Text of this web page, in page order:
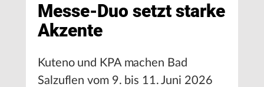
Messe-Duo setzt starke
Akzente
Kuteno und KPA machen Bad
Salzuflen vom 9. bis 11. Juni 2026